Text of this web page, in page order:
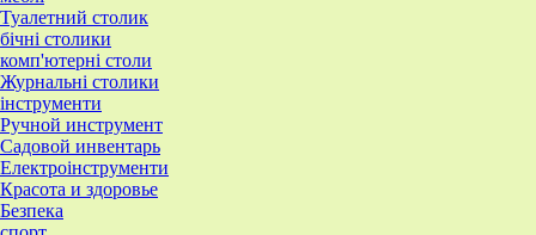
Туалетний столик
бічні столики
комп'ютерні столи
Журнальні столики
інструменти
Ручной инструмент
Садовой инвентарь
Електроінструменти
Красота и здоровье
Безпека